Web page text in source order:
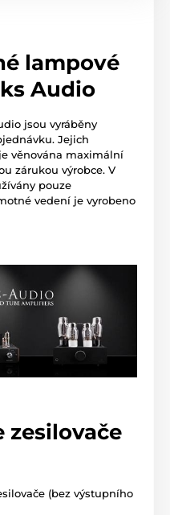
lampové
Audio
jsou vyráběny
Jejich
věnována maximální
zárukou výrobce. V
pouze
vedení je vyrobeno
zesilovače
(bez výstupního